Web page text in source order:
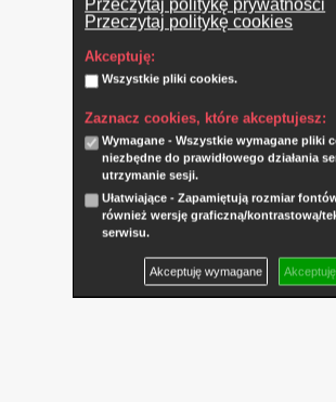
Przeczytaj politykę prywatności
Przeczytaj politykę cookies
Akceptuję:
Wszystkie pliki cookies.
Zaznacz cookies, które akceptujesz:
Wymagane - Wszystkie wymagane pliki
niezbędne do prawidłowego działania
utrzymanie sesji.
Ułatwiające - Zapamiętują rozmiar
również wersję graficzną/kontrastową/
serwisu.
Akceptuję wymagane Akceptuję